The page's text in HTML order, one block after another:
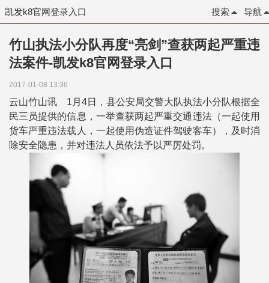
凯发k8官网登录入口 导航
搜索
竹山执法小分队再度“亮剑”查获两起严重违
法案件-凯发k8官网登录入口
2017-01-08 13:36
云山竹山讯 1月4日，县公安局交警大队执法小分队根据全
民三员提供的信息，一举查获两起严重交通违法（一起使用
货车严重违法载人，一起使用伪造证件驾驶客车），及时消
除安全隐患，并对违法人员依法予以严厉处罚。